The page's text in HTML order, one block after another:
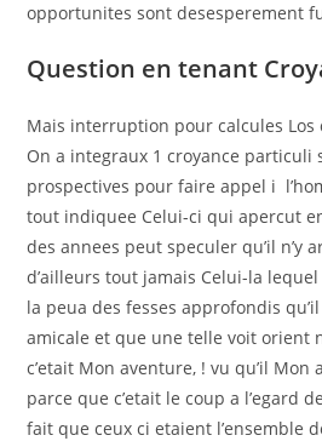
opportunites sont desesperement
Question en tenant
Mais interruption pour calcules Los
On a integraux 1 croyance particuli
prospectives pour faire appel i
tout indiquee Celui-ci qui apercut
des annees peut speculer qu’il n’y
d’ailleurs tout jamais Celui-la
la peua des fesses approfondis
amicale et que une telle voit orient
c’etait Mon aventure, ! vu qu’il
parce que c’etait le coup a l’egard
fait que ceux ci etaient l’ensemble